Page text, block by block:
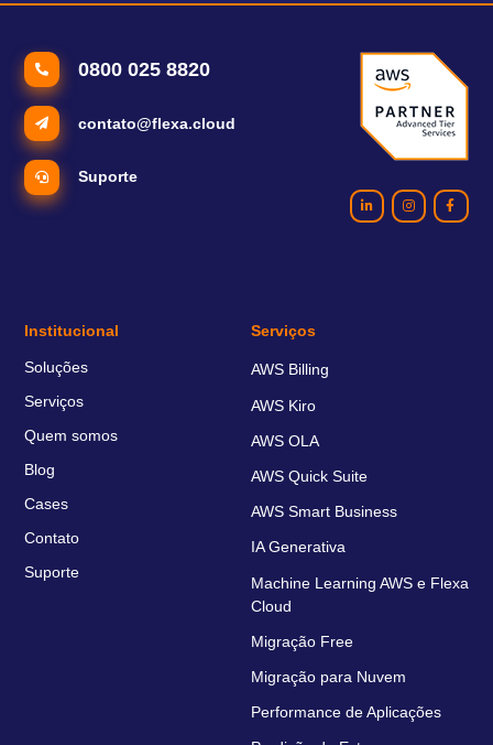
0800 025 8820
contato@flexa.cloud
Suporte
Institucional
Soluções
Serviços
Quem somos
Blog
Cases
Contato
Suporte
Serviços
AWS Billing
AWS Kiro
AWS OLA
AWS Quick Suite
AWS Smart Business
IA Generativa
Machine Learning AWS e Flexa
Cloud
Migração Free
Migração para Nuvem
Performance de Aplicações